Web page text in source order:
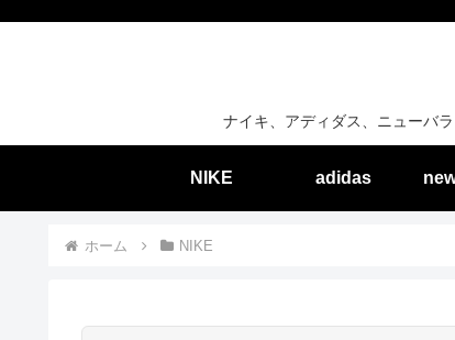
ナイキ、アディダス、ニューバ
NIKE adidas
ホーム NIKE